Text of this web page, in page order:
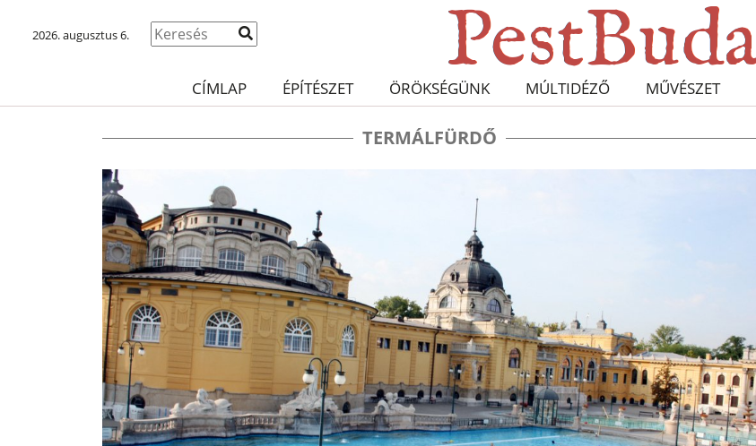
2026. augusztus 6.
CÍMLAP ÉPÍTÉSZET ÖRÖKSÉGÜNK MÚLTIDÉZŐ MŰVÉSZET
TERMÁLFÜRDŐ